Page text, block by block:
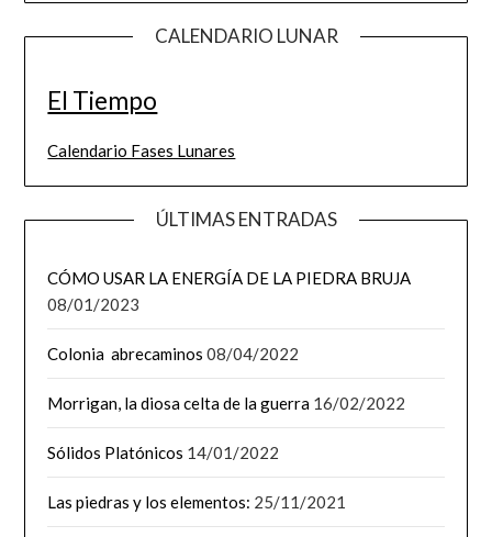
CALENDARIO LUNAR
El Tiempo
Calendario Fases Lunares
ÚLTIMAS ENTRADAS
CÓMO USAR LA ENERGÍA DE LA PIEDRA BRUJA
08/01/2023
Colonia abrecaminos 08/04/2022
Morrigan, la diosa celta de la guerra 16/02/2022
Sólidos Platónicos 14/01/2022
Las piedras y los elementos: 25/11/2021